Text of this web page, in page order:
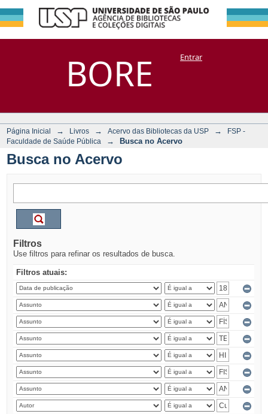
BORE
Busca no Acervo
DSpace/Manakin + CoriscoEntrar
Página Inicial → Livros → Acervo das Bibliotecas da USP →
FSP -
Faculdade de Saúde Pública
→ Busca no Acervo
Busca no Acervo
Filtros
Use filtros para refinar os resultados de busca.
Filtros atuais: